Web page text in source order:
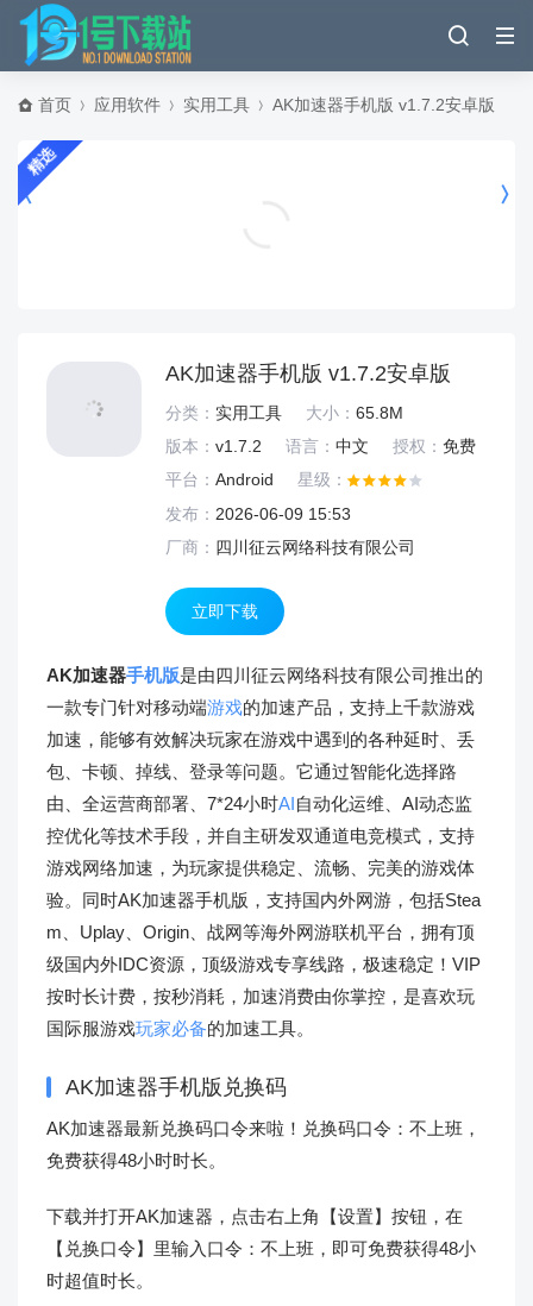
首页 应用软件 实用工具 AK加速器手机版 v1.7.2安卓版
精选
AK加速器手机版 v1.7.2安卓版
分类： 实用工具 大小： 65.8M
版本： v1.7.2 语言： 中文 授权： 免费
平台： Android
星级：
发布： 2026-06-09 15:53
厂商： 四川征云网络科技有限公司
立即下载
AK加速器手机版是由四川征云网络科技有限公司推出的
一款专门针对移动端游戏的加速产品，支持上千款游戏
加速，能够有效解决玩家在游戏中遇到的各种延时、丢
包、卡顿、掉线、登录等问题。它通过智能化选择路
由、全运营商部署、7*24小时AI自动化运维、AI动态监
控优化等技术手段，并自主研发双通道电竞模式，支持
游戏网络加速，为玩家提供稳定、流畅、完美的游戏体
验。同时AK加速器手机版，支持国内外网游，包括Stea
m、Uplay、Origin、战网等海外网游联机平台，拥有顶
级国内外IDC资源，顶级游戏专享线路，极速稳定！VIP
按时长计费，按秒消耗，加速消费由你掌控，是喜欢玩
国际服游戏玩家必备的加速工具。
AK加速器手机版兑换码
AK加速器最新兑换码口令来啦！兑换码口令：不上班，
免费获得48小时时长。
下载并打开AK加速器，点击右上角【设置】按钮，在
【兑换口令】里输入口令：不上班，即可免费获得48小
时超值时长。